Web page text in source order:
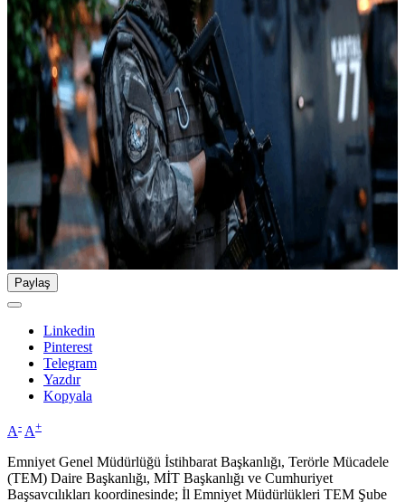
Paylaş
Linkedin
Pinterest
Telegram
Yazdır
Kopyala
A- A+
Emniyet Genel Müdürlüğü İstihbarat Başkanlığı, Terörle Mücadele
(TEM) Daire Başkanlığı, MİT Başkanlığı ve Cumhuriyet
Başsavcılıkları koordinesinde; İl Emniyet Müdürlükleri TEM Şube